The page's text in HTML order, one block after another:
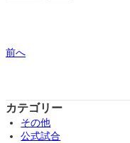
前へ
カテゴリー
その他
公式試合